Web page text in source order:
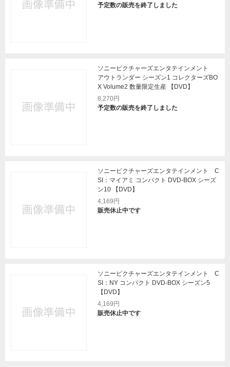
予定数の販売を終了しました
ソニーピクチャーズエンタテインメント
アウトランダー シーズン1 コレクターズBO
X Volume2 数量限定生産 【DVD】
8,270円
予定数の販売を終了しました
ソニーピクチャーズエンタテインメント C
SI：マイアミ コンパクト DVD-BOX シーズ
ン10 【DVD】
4,169円
販売休止中です
ソニーピクチャーズエンタテインメント C
SI：NY コンパクト DVD-BOX シーズン5
【DVD】
4,169円
販売休止中です